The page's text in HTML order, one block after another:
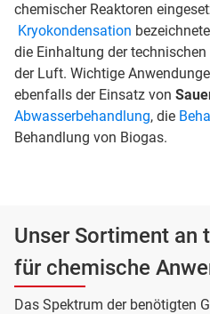
chemischer Reaktoren
Kryokondensation
die Einhaltung der
der Luft. Wichtige
ebenfalls der Einsatz von
Abwasserbehandlung, die
Behandlung von Biogas.
Unser Sortiment an
für chemische
Das Spektrum der benötigten